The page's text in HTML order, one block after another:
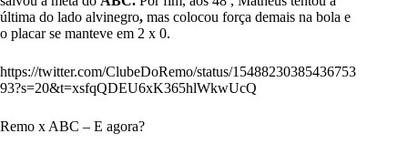
última do lado alvinegro, mas colocou força demais na bola e
o placar se manteve em 2 x 0.
https://twitter.com/ClubeDoRemo/status/15488230385436753
93?s=20&t=xsfqQDEU6xK365hlWkwUcQ
Remo x ABC – E agora?